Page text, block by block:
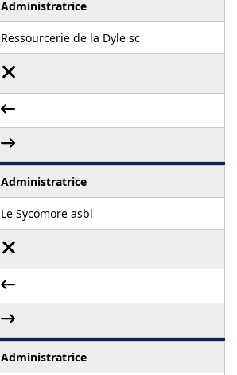
Administratrice
Ressourcerie de la Dyle sc
Administratrice
Le Sycomore asbl
Administratrice